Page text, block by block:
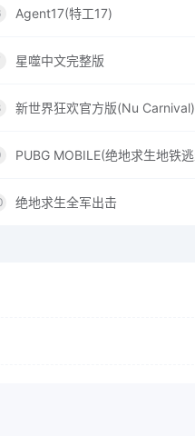
Agent17(特工17)
星噬中文完整版
新世界狂欢官方版(Nu Carnival)
绝地求生全军出击